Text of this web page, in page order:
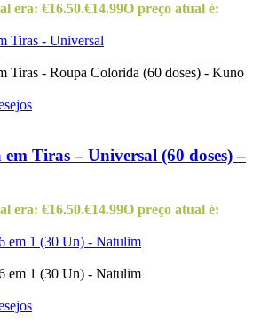
era: €16.50.€14.99O preço atual é:
Tiras – Universal (60 doses) –
era: €16.50.€14.99O preço atual é: